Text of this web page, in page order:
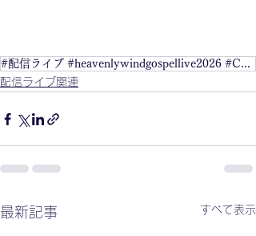
#配信ライブ #heavenlywindgospellive2026 #Chubby #松井真理 #変わらないもの #本日スタート
配信ライブ関連
最新記事 すべて表示